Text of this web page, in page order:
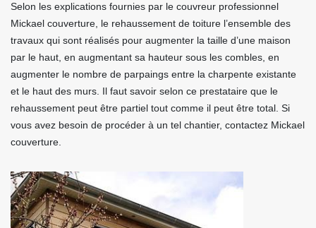
Selon les explications fournies par le couvreur professionnel
Mickael couverture, le rehaussement de toiture l’ensemble des
travaux qui sont réalisés pour augmenter la taille d’une maison
par le haut, en augmentant sa hauteur sous les combles, en
augmenter le nombre de parpaings entre la charpente existante
et le haut des murs. Il faut savoir selon ce prestataire que le
rehaussement peut être partiel tout comme il peut être total. Si
vous avez besoin de procéder à un tel chantier, contactez Mickael
couverture.